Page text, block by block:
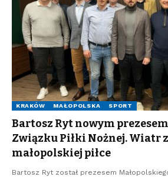
KRAKÓW MAŁOPOLSKA SPORT
Bartosz Ryt nowym
Związku Piłki Nożnej. Wiatr
małopolskiej piłce
Bartosz Ryt został prezesem